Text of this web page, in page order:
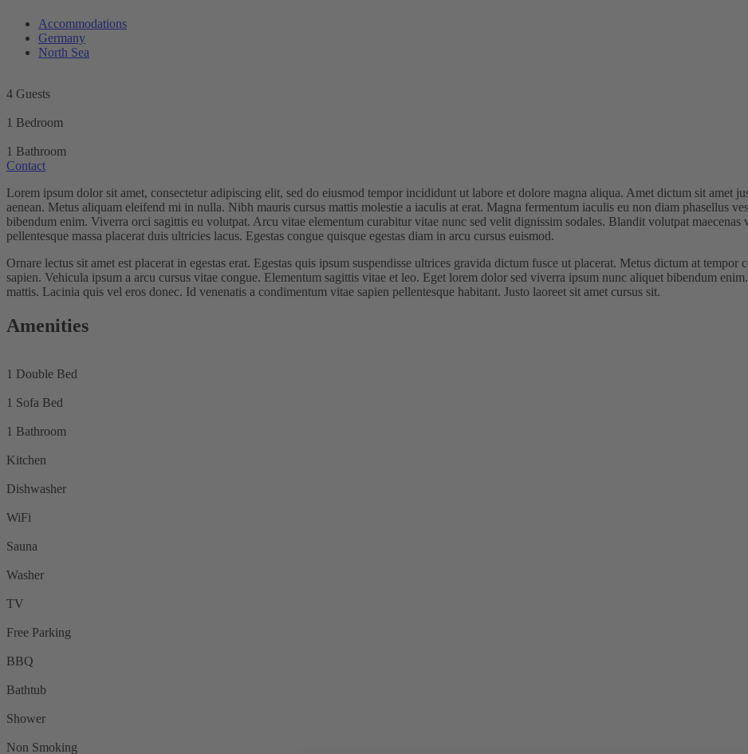
Accommodations
Germany
North Sea
4 Guests
1 Bedroom
1 Bathroom
Contact
Lorem ipsum dolor sit amet, consectetur adipiscing elit, sed do eiusmod tempor incididunt ut labore et dolore magna aliqua. Amet dictum sit amet
aenean. Metus aliquam eleifend mi in nulla. Nibh mauris cursus mattis molestie a iaculis at erat. Magna fermentum iaculis eu non diam phasellus
bibendum enim. Viverra orci sagittis eu volutpat. Arcu vitae elementum curabitur vitae nunc sed velit dignissim sodales. Blandit volutpat
pellentesque massa placerat duis ultricies lacus. Egestas congue quisque egestas diam in arcu cursus euismod.
Ornare lectus sit amet est placerat in egestas erat. Egestas quis ipsum suspendisse ultrices gravida dictum fusce ut placerat. Metus dictum at
sapien. Vehicula ipsum a arcu cursus vitae congue. Elementum sagittis vitae et leo. Eget lorem dolor sed viverra ipsum nunc aliquet bibendum
mattis. Lacinia quis vel eros donec. Id venenatis a condimentum vitae sapien pellentesque habitant. Justo laoreet sit amet cursus sit.
Amenities
1 Double Bed
1 Sofa Bed
1 Bathroom
Kitchen
Dishwasher
WiFi
Sauna
Washer
TV
Free Parking
BBQ
Bathtub
Shower
Non Smoking